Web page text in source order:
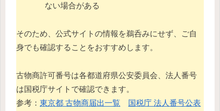
ない場合がある
そのため、公式サイトの情報を鵜呑みにせず、ご自
身でも確認することをおすすめします。
古物商許可番号は各都道府県公安委員会、法人番号
は国税庁サイトで確認できます。
参考： 東京都 古物商届出一覧
国税庁 法人番号公表